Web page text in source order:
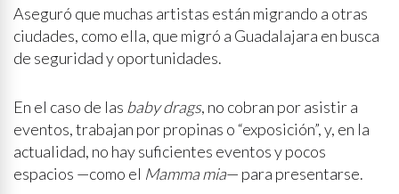
Aseguró que muchas artistas están migrando a otras
ciudades, como ella, que migró a Guadalajara en busca
de seguridad y oportunidades.
En el caso de las baby drags, no cobran por asistir a
eventos, trabajan por propinas o “exposición”, y, en la
actualidad, no hay suficientes eventos y pocos
espacios —como el Mamma mia— para presentarse.